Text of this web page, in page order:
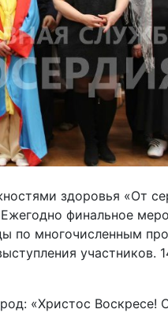
здоровья «От
финальное
по многочисленным
участников.
«Христос Воскресе!